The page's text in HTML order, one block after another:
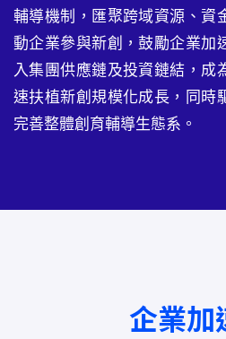
輔導機制，匯聚跨域資源、資
動企業參與新創，鼓勵企業加
入集團供應鏈及投資鏈結，成
速扶植新創規模化成長，同時
完善整體創育輔導生態系。
企業加